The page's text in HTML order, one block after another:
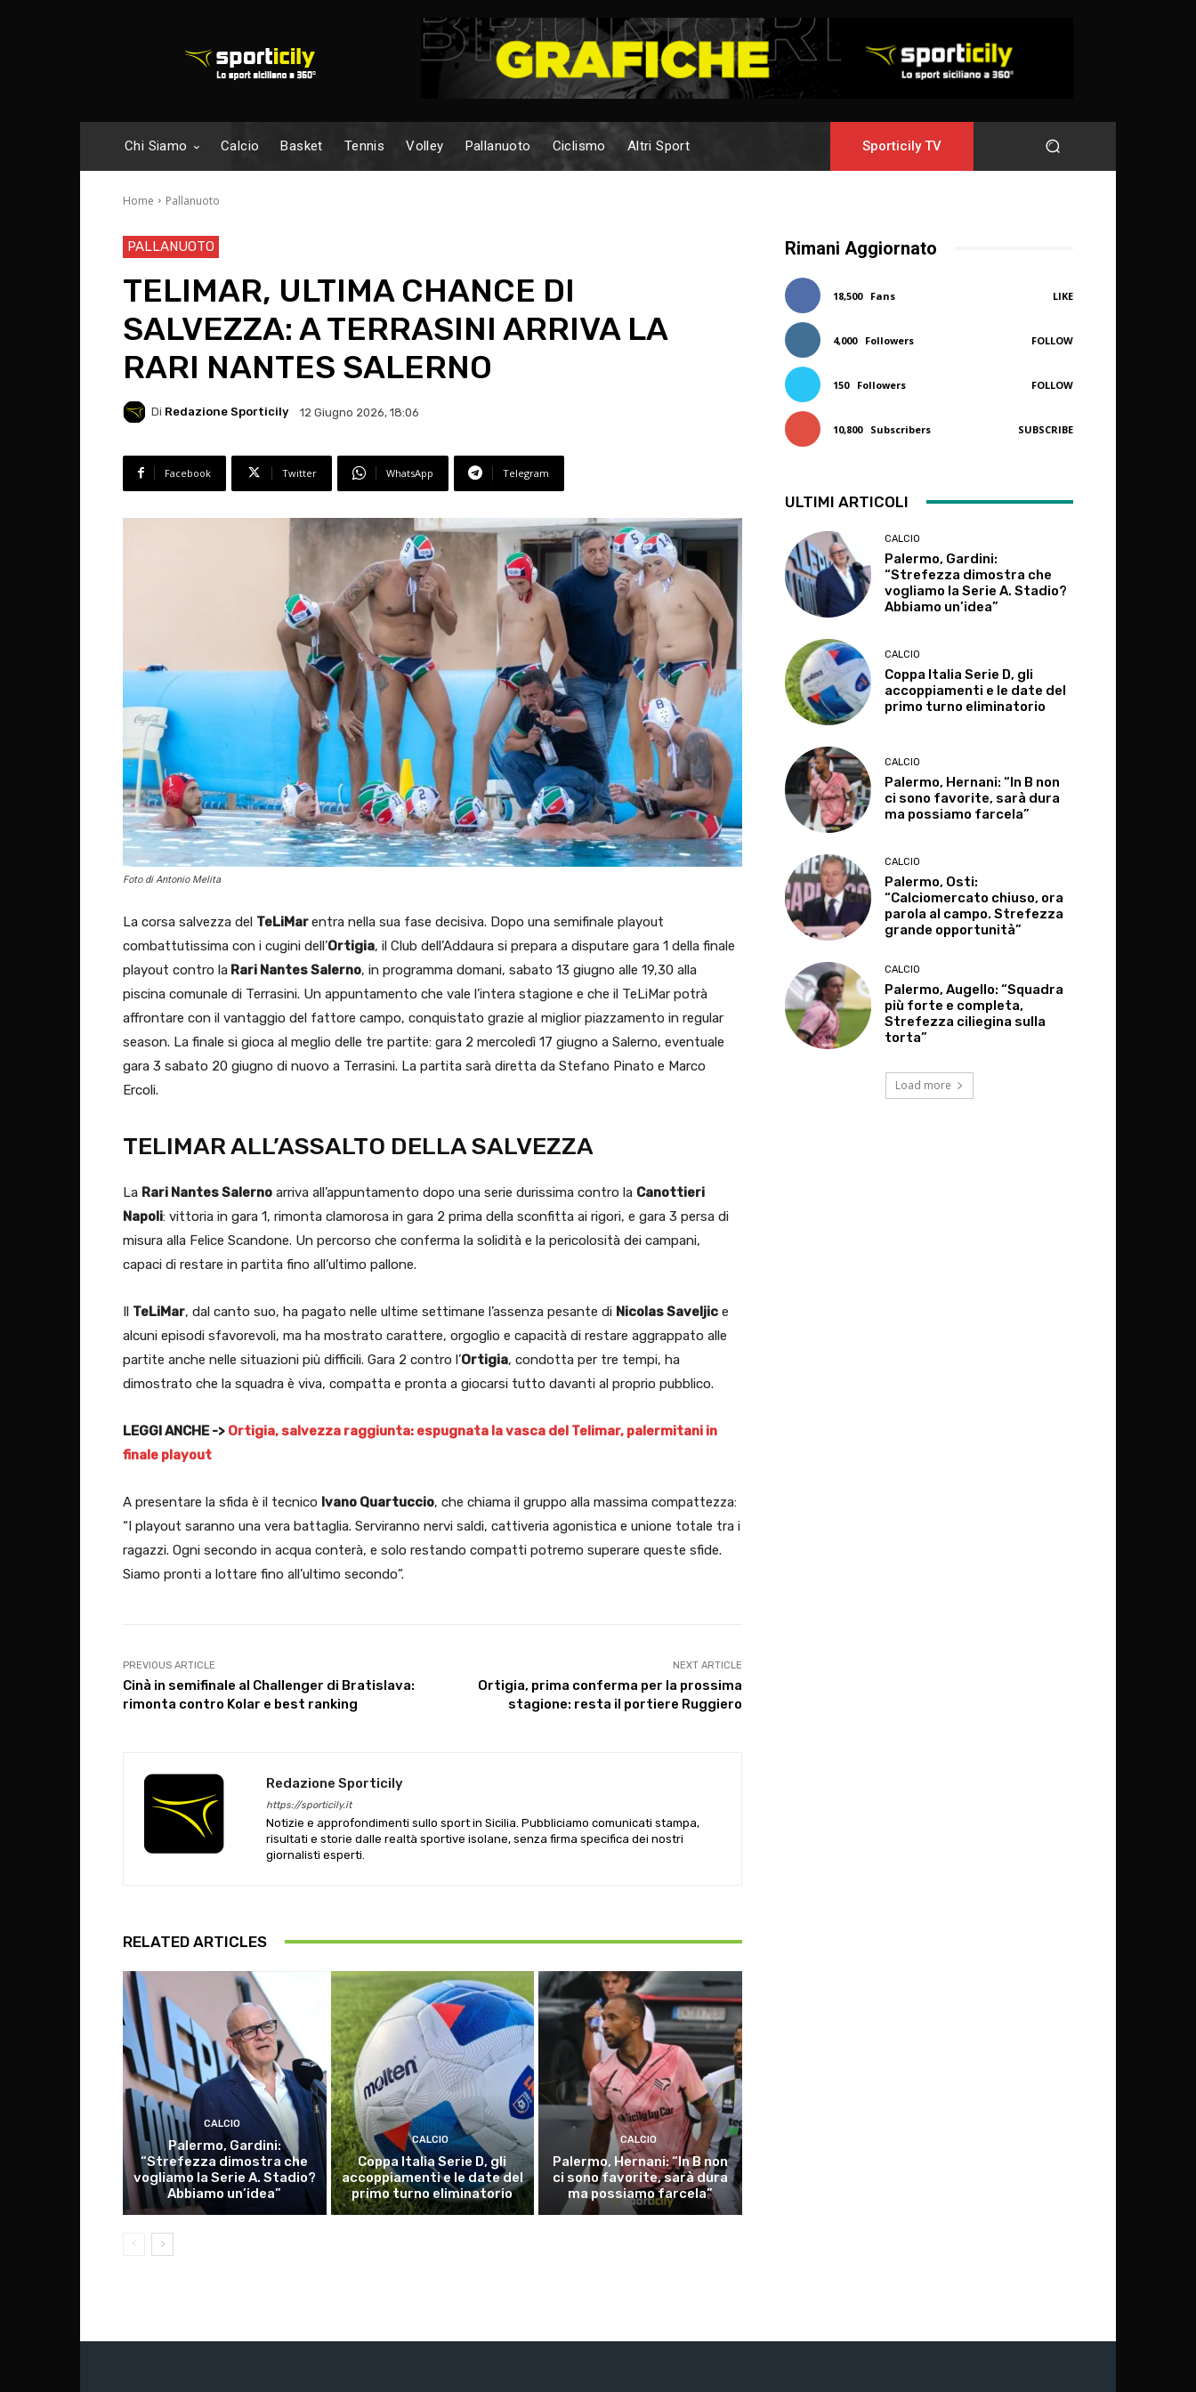
Chi Siamo Calcio Basket Tennis Volley Pallanuoto Ciclismo Altri Sport Sporticily TV
Home Pallanuoto
PALLANUOTO
TELIMAR, ULTIMA CHANCE DI
SALVEZZA: A TERRASINI ARRIVA LA
RARI NANTES SALERNO
Di Redazione Sporticily 12 Giugno 2026, 18:06
Facebook Twitter WhatsApp Telegram
Foto di Antonio Melita
La corsa salvezza del TeLiMarentra nella sua fase decisiva. Dopo una semifinale playout
combattutissima con i cugini dell’Ortigia, il Club dell’Addaura si prepara a disputare gara 1 della finale
playout contro la Rari Nantes Salerno, in programma domani, sabato 13 giugno alle 19,30 alla
piscina comunale di Terrasini. Un appuntamento che vale l’intera stagione e che il TeLiMar potrà
affrontare con il vantaggio del fattore campo, conquistato grazie al miglior piazzamento in regular
season. La finale si gioca al meglio delle tre partite: gara 2 mercoledì 17 giugno a Salerno, eventuale
gara 3 sabato 20 giugno di nuovo a Terrasini. La partita sarà diretta da Stefano Pinato e Marco
Ercoli.
TELIMAR ALL’ASSALTO DELLA SALVEZZA
La Rari Nantes Salerno arriva all’appuntamento dopo una serie durissima contro la Canottieri
Napoli: vittoria in gara 1, rimonta clamorosa in gara 2 prima della sconfitta ai rigori, e gara 3 persa di
misura alla Felice Scandone. Un percorso che conferma la solidità e la pericolosità dei campani,
capaci di restare in partita fino all’ultimo pallone.
Il TeLiMar, dal canto suo, ha pagato nelle ultime settimane l’assenza pesante di Nicolas Saveljic e
alcuni episodi sfavorevoli, ma ha mostrato carattere, orgoglio e capacità di restare aggrappato alle
partite anche nelle situazioni più difficili. Gara 2 contro l’Ortigia, condotta per tre tempi, ha
dimostrato che la squadra è viva, compatta e pronta a giocarsi tutto davanti al proprio pubblico.
LEGGI ANCHE -> Ortigia, salvezza raggiunta: espugnata la vasca del Telimar, palermitani in
finale playout
A presentare la sfida è il tecnico Ivano Quartuccio, che chiama il gruppo alla massima compattezza:
“I playout saranno una vera battaglia. Serviranno nervi saldi, cattiveria agonistica e unione totale tra i
ragazzi. Ogni secondo in acqua conterà, e solo restando compatti potremo superare queste sfide.
Siamo pronti a lottare fino all’ultimo secondo”.
PREVIOUS ARTICLE
Cinà in semifinale al Challenger di Bratislava:
rimonta contro Kolar e best ranking
NEXT ARTICLE
Ortigia, prima conferma per la prossima
stagione: resta il portiere Ruggiero
Redazione Sporticily
https://sporticily.it
Notizie e approfondimenti sullo sport in Sicilia. Pubbliciamo comunicati stampa,
risultati e storie dalle realtà sportive isolane, senza firma specifica dei nostri
giornalisti esperti.
RELATED ARTICLES
CALCIO
Palermo, Gardini:
“Strefezza dimostra che
vogliamo la Serie A. Stadio?
Abbiamo un’idea”
CALCIO
Coppa Italia Serie D, gli
accoppiamenti e le date del
primo turno eliminatorio
CALCIO
Palermo, Hernani: “In B non
ci sono favorite, sarà dura
ma possiamo farcela”
Rimani Aggiornato
18,500 Fans LIKE
4,000 Followers FOLLOW
150 Followers FOLLOW
10,800 Subscribers SUBSCRIBE
ULTIMI ARTICOLI
CALCIO
Palermo, Gardini:
“Strefezza dimostra che
vogliamo la Serie A. Stadio?
Abbiamo un’idea”
CALCIO
Coppa Italia Serie D, gli
accoppiamenti e le date del
primo turno eliminatorio
CALCIO
Palermo, Hernani: “In B non
ci sono favorite, sarà dura
ma possiamo farcela”
CALCIO
Palermo, Osti:
“Calciomercato chiuso, ora
parola al campo. Strefezza
grande opportunità”
CALCIO
Palermo, Augello: “Squadra
più forte e completa,
Strefezza ciliegina sulla
torta”
Load more